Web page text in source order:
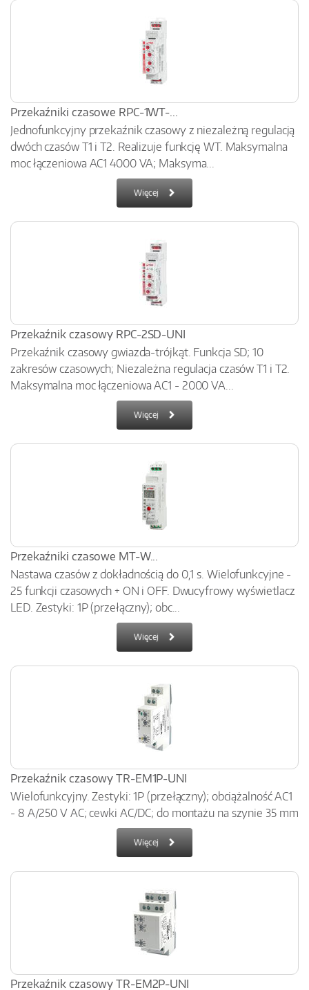
Przekaźniki czasowe RPC-1WT-...
Jednofunkcyjny przekaźnik czasowy z niezależną regulacją
dwóch czasów T1 i T2. Realizuje funkcję WT. Maksymalna
moc łączeniowa AC1 4000 VA; Maksyma...
Więcej
Przekaźnik czasowy RPC-2SD-UNI
Przekaźnik czasowy gwiazda-trójkąt. Funkcja SD; 10
zakresów czasowych; Niezależna regulacja czasów T1 i T2.
Maksymalna moc łączeniowa AC1 - 2000 VA...
Więcej
Przekaźniki czasowe MT-W...
Nastawa czasów z dokładnością do 0,1 s. Wielofunkcyjne -
25 funkcji czasowych + ON i OFF. Dwucyfrowy wyświetlacz
LED. Zestyki: 1P (przełączny); obc...
Więcej
Przekaźnik czasowy TR-EM1P-UNI
Wielofunkcyjny. Zestyki: 1P (przełączny); obciążalność AC1
- 8 A/250 V AC; cewki AC/DC; do montażu na szynie 35 mm
Więcej
Przekaźnik czasowy TR-EM2P-UNI